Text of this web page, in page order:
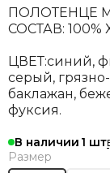
ПОЛОТЕНЦЕ
СОСТАВ:
ЦВЕТ:синий,
серый,
баклажан,
фуксия.
В наличии 1
Размер